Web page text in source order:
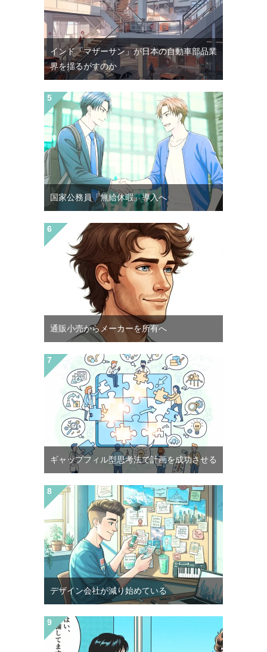
インド「マザーサン」が日本の自動車部品業
界を揺るがすのか
国家公務員「無給休暇」導入へ
通販小売からメーカーを所有へ
ギャップフィル型思考法で計画を成功させる
デザイン会社が減り始めている